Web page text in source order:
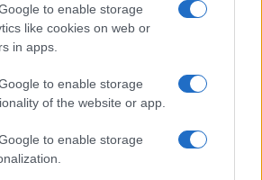
to enable storage
like cookies on web or
in apps.
to enable storage
of the website or app.
to enable storage
Agostina Diturco
cari